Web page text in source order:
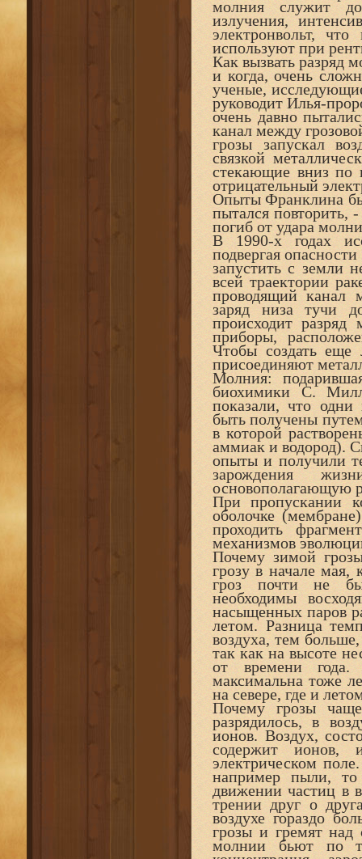
молния служит
излучения,
электронвольт,
используют при
Как вызвать разряд
и когда, очень
ученые,
руководит Илья-
очень давно
канал между
грозы запускал
связкой
стекающие вниз по
отрицательный
Опыты Франклина
пытался повторить,
погиб от удара
В 1990-х годах
подвергая
запустить с земли
всей траектории
проводящий канал
заряд низа тучи
происходит разряд
приборы,
Чтобы создать еще
присоединяют
Молния:
биохимики С.
показали, что
быть получены
в которой
аммиак и водород).
опыты и получили
зарождения
основополагающую
При пропускании
оболочке
проходить
механизмов
Почему зимой
грозу в начале
гроз почти не
необходимы
насыщенных паров
летом. Разница
воздуха, тем
так как на высоте
от времени года.
максимальна тоже
на севере, где и
Почему грозы
разрядилось, в
ионов. Воздух,
содержит ионов,
электрическом
например пыли,
движении частиц в
трении друг о
воздухе гораздо
грозы и гремят над
молнии бьют по